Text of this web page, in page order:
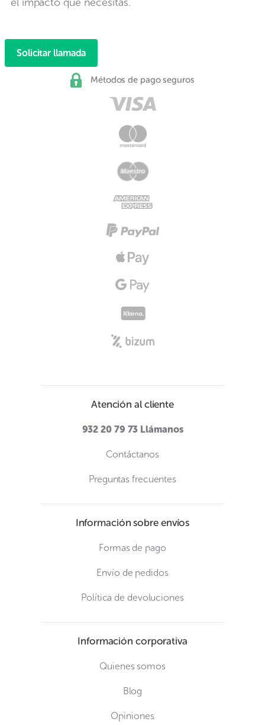
Solicitar llamada
Métodos de pago seguros
Atención al cliente
932 20 79 73 Llámanos
Contáctanos
Preguntas frecuentes
Información sobre envíos
Formas de pago
Envío de pedidos
Política de devoluciones
Información corporativa
Quienes somos
Blog
Opiniones